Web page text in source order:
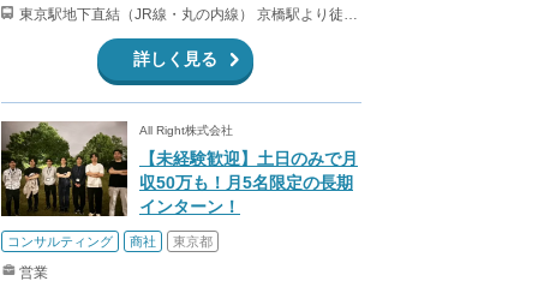
東京駅地下直結（JR線・丸の内線） 京橋駅より徒歩3分（銀座線） 日本橋駅より徒歩6分（東西線、銀座線、都営浅草線）
詳しく見る
All Right株式会社
【未経験歓迎】土日のみで月
収50万も！月5名限定の長期
インターン！
コンサルティング 商社 東京都
営業